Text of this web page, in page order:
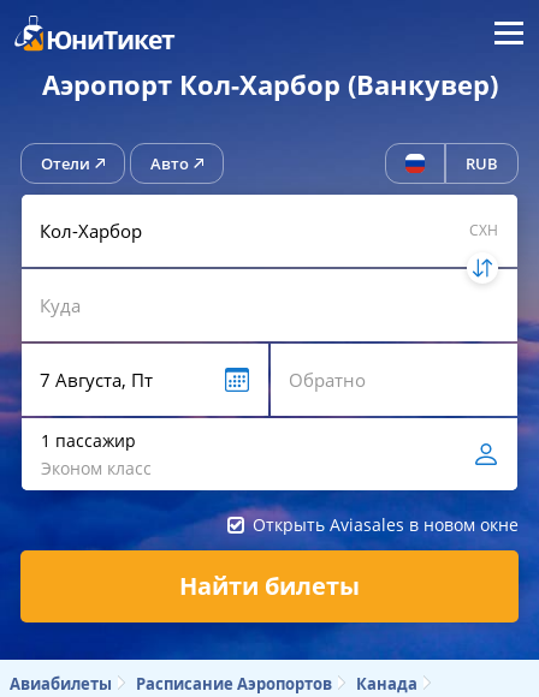
ЮниТикет Меню
Аэропорт Кол-Харбор (Ванкувер)
Отели Авто RUB
CXH
1 пассажир
Эконом класс
Открыть Aviasales в новом окне
Найти билеты
Авиабилеты Расписание Аэропортов
Канада